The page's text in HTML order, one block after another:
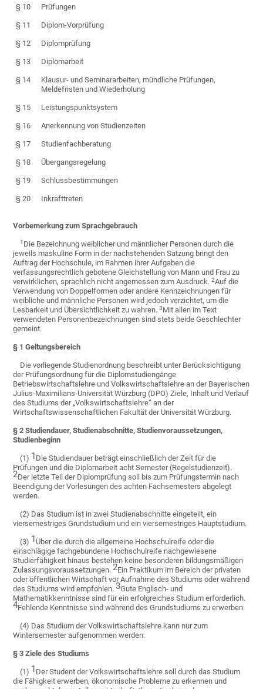
§ 10 Prüfungen
§ 11 Diplom-Vorprüfung
§ 12 Diplomprüfung
§ 13 Diplomarbeit
§ 14
Klausur- und Seminararbeiten, mündliche Prüfungen,
Meldefristen und Wiederholung
§ 15 Leistungspunktsystem
§ 16 Anerkennung von Studienzeiten
§ 17 Studienfachberatung
§ 18 Übergangsregelung
§ 19 Schlussbestimmungen
§ 20 Inkrafttreten
Vorbemerkung zum Sprachgebrauch
1 Die Bezeichnung weiblicher und männlicher Personen durch die
jeweils maskuline Form in der nachstehenden Satzung bringt den
Auftrag der Hochschule, im Rahmen ihrer Aufgaben die
verfassungsrechtlich gebotene Gleichstellung von Mann und Frau zu
verwirklichen, sprachlich nicht angemessen zum Ausdruck.2Auf die
Verwendung von Doppelformen oder andere Kennzeichnungen für
weibliche und männliche Personen wird jedoch verzichtet, um die
Lesbarkeit und Übersichtlichkeit zu wahren.3Mit allen im Text
verwendeten Personenbezeichnungen sind stets beide Geschlechter
gemeint.
§ 1 Geltungsbereich
Die vorliegende Studienordnung beschreibt unter Berücksichtigung
der Prüfungsordnung für die Diplomstudiengänge
Betriebswirtschaftslehre und Volkswirtschaftslehre an der Bayerischen
Julius-Maximilians-Universität Würzburg (DPO) Ziele, Inhalt und Verlauf
des Studiums der „Volkswirtschaftslehre“ an der
Wirtschaftswissenschaftlichen Fakultät der Universität Würzburg.
§ 2 Studiendauer, Studienabschnitte, Studienvoraussetzungen,
Studienbeginn
(1) 1 Die Studiendauer beträgt einschließlich der Zeit für die
Prüfungen und die Diplomarbeit acht Semester (Regelstudienzeit).
2Der letzte Teil der Diplomprüfung soll bis zum Prüfungstermin nach
Beendigung der Vorlesungen des achten Fachsemesters abgelegt
werden.
(2) Das Studium ist in zwei Studienabschnitte eingeteilt, ein
viersemestriges Grundstudium und ein viersemestriges Hauptstudium.
(3) 1 Über die durch die allgemeine Hochschulreife oder die
einschlägige fachgebundene Hochschulreife nachgewiesene
Studierfähigkeit hinaus bestehen keine besonderen bildungsmäßigen
Zulassungsvoraussetzungen. 2Ein Praktikum im Bereich der privaten
oder öffentlichen Wirtschaft vor Aufnahme des Studiums oder während
des Studiums wird empfohlen.3Gute Englisch- und
Mathematikkenntnisse sind für ein erfolgreiches Studium erforderlich.
4Fehlende Kenntnisse sind während des Grundstudiums zu erwerben.
(4) Das Studium der Volkswirtschaftslehre kann nur zum
Wintersemester aufgenommen werden.
§ 3 Ziele des Studiums
(1) 1 Der Student der Volkswirtschaftslehre soll durch das Studium
die Fähigkeit erwerben, ökonomische Probleme zu erkennen und